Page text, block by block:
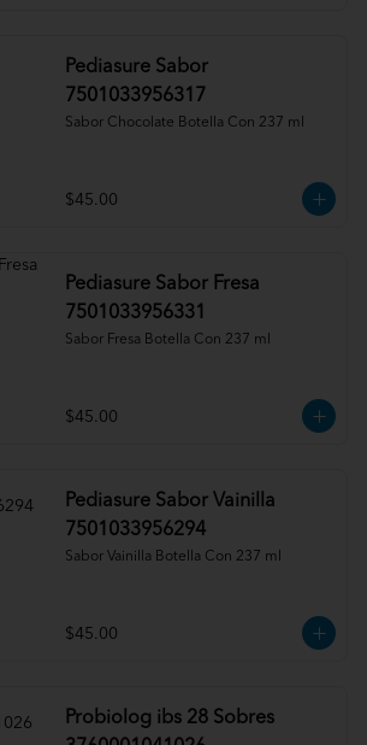
Pediasure Sabor
7501033956317
Sabor Chocolate Botella Con 237 ml
$45.00
Pediasure Sabor Fresa
7501033956331
Sabor Fresa Botella Con 237 ml
$45.00
Pediasure Sabor Vainilla
7501033956294
Sabor Vainilla Botella Con 237 ml
$45.00
Probiolog ibs 28 Sobres